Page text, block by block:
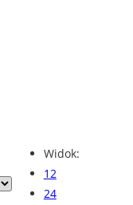
Widok:
12
24